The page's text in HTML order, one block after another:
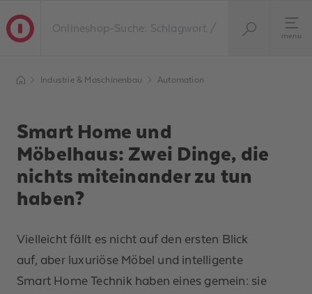
menu
Industrie & Maschinenbau Automation
Smart Home und
Möbelhaus: Zwei Dinge, die
nichts miteinander zu tun
haben?
Vielleicht fällt es nicht auf den ersten Blick
auf, aber luxuriöse Möbel und intelligente
Smart Home Technik haben eines gemein: sie